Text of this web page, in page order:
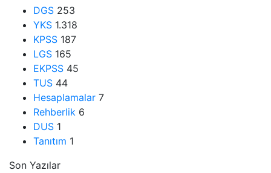
DGS 253
YKS 1.318
KPSS 187
LGS 165
EKPSS 45
TUS 44
Hesaplamalar 7
Rehberlik 6
DUS 1
Tanıtım 1
Son Yazılar